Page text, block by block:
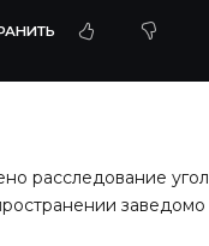
расследование